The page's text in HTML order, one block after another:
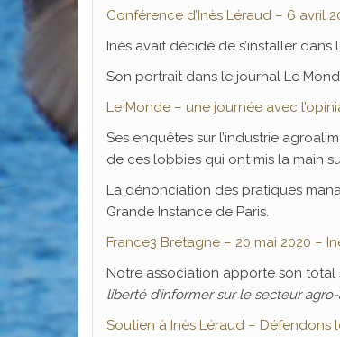
Conférence d’Inès Léraud – 6 avril
Inès avait décidé de s’installer
Son portrait dans le journal Le
Le Monde – une journée avec
Ses enquêtes sur l’industrie
de ces lobbies qui ont mis la main
La dénonciation des pratiques
Grande Instance de Paris.
France3 Bretagne – 20 mai 2020 –
Notre association apporte son total
liberté d’informer sur le secteur
Soutien à Inès Léraud – Défendons